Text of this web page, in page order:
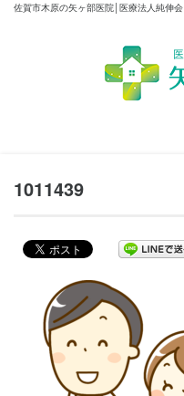
佐賀市木原の矢ヶ部医院│医療法人純伸会
1011439